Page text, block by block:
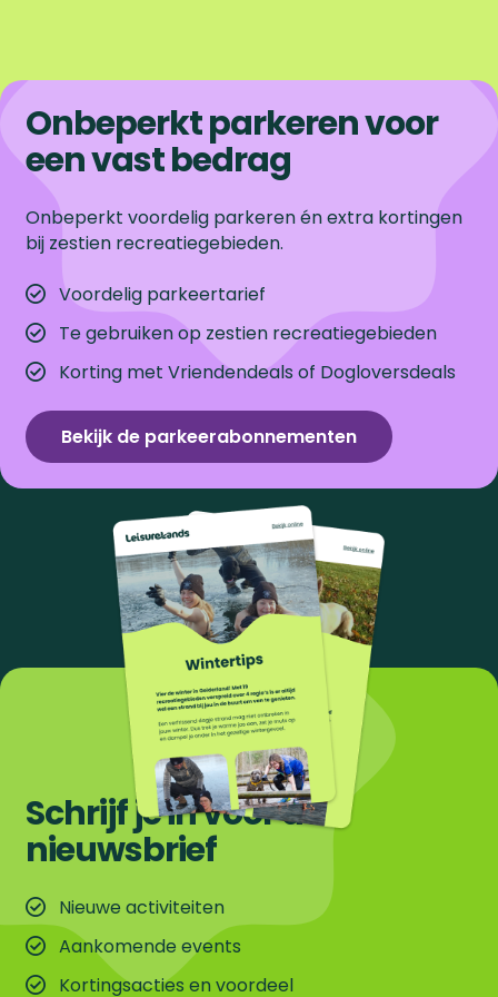
Onbeperkt parkeren voor
een vast bedrag
Onbeperkt voordelig parkeren én extra kortingen
bij zestien recreatiegebieden.
Voordelig parkeertarief
Te gebruiken op zestien recreatiegebieden
Korting met Vriendendeals of Dogloversdeals
Bekijk de parkeerabonnementen
Schrijf je in voor de
nieuwsbrief
Nieuwe activiteiten
Aankomende events
Kortingsacties en voordeel